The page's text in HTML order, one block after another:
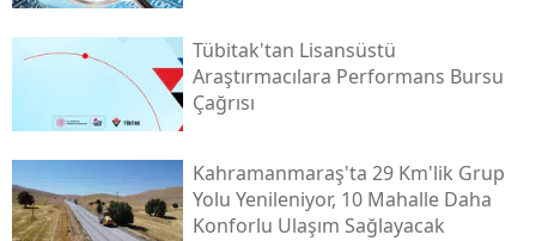
Tübi̇tak'tan Lisansüstü
Araştırmacılara Performans Bursu
Çağrısı
Kahramanmaraş'ta 29 Km'lik Grup
Yolu Yenileniyor, 10 Mahalle Daha
Konforlu Ulaşım Sağlayacak